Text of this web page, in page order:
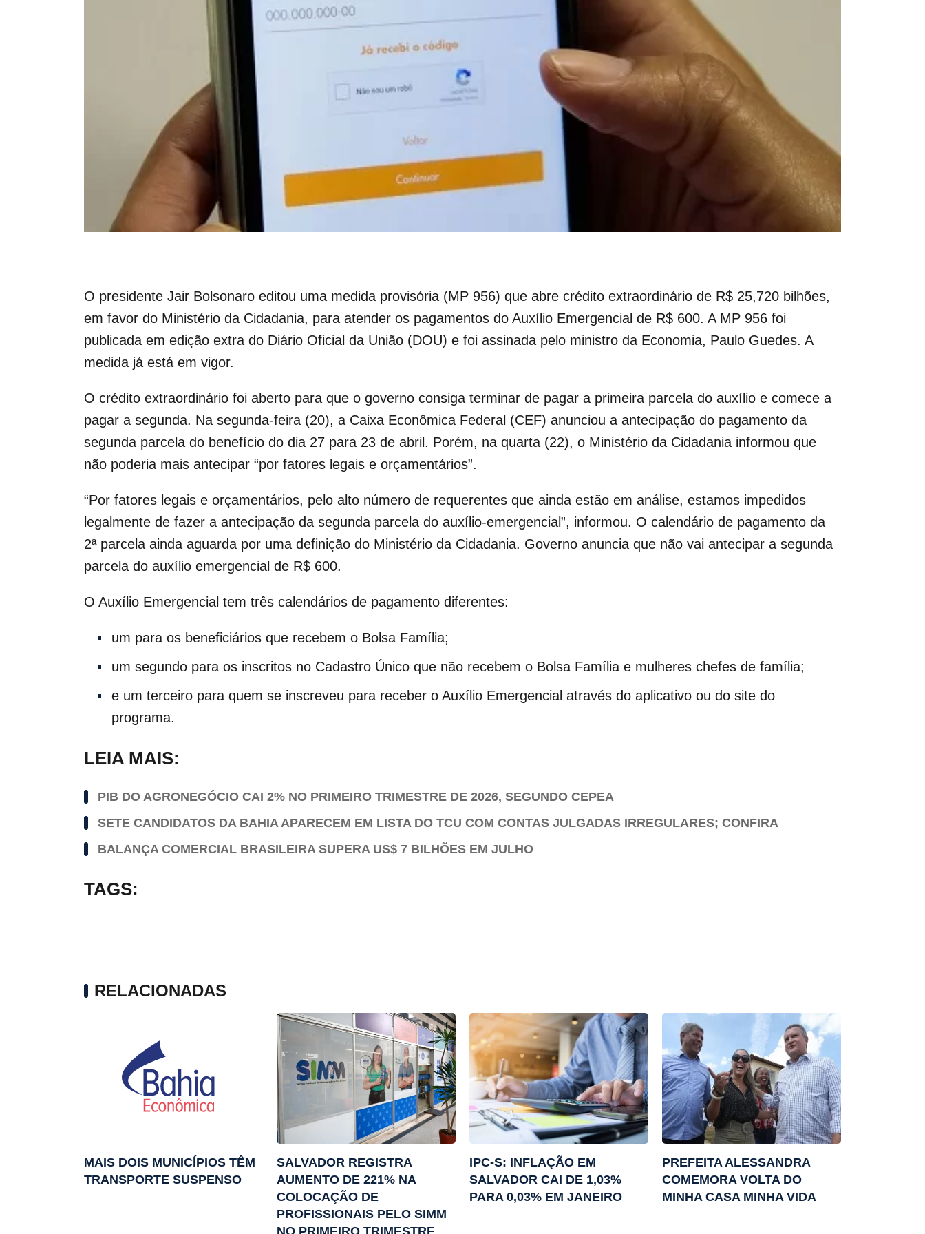
O presidente Jair Bolsonaro editou uma medida provisória (MP 956) que abre crédito extraordinário de R$ 25,720 bilhões,
em favor do Ministério da Cidadania, para atender os pagamentos do Auxílio Emergencial de R$ 600. A MP 956 foi
publicada em edição extra do Diário Oficial da União (DOU) e foi assinada pelo ministro da Economia, Paulo Guedes. A
medida já está em vigor.
O crédito extraordinário foi aberto para que o governo consiga terminar de pagar a primeira parcela do auxílio e comece a
pagar a segunda. Na segunda-feira (20), a Caixa Econômica Federal (CEF) anunciou a antecipação do pagamento da
segunda parcela do benefício do dia 27 para 23 de abril. Porém, na quarta (22), o Ministério da Cidadania informou que
não poderia mais antecipar “por fatores legais e orçamentários”.
“Por fatores legais e orçamentários, pelo alto número de requerentes que ainda estão em análise, estamos impedidos
legalmente de fazer a antecipação da segunda parcela do auxílio-emergencial”, informou. O calendário de pagamento da
2ª parcela ainda aguarda por uma definição do Ministério da Cidadania. Governo anuncia que não vai antecipar a segunda
parcela do auxílio emergencial de R$ 600.
O Auxílio Emergencial tem três calendários de pagamento diferentes:
um para os beneficiários que recebem o Bolsa Família;
um segundo para os inscritos no Cadastro Único que não recebem o Bolsa Família e mulheres chefes de família;
e um terceiro para quem se inscreveu para receber o Auxílio Emergencial através do aplicativo ou do site do
programa.
LEIA MAIS:
PIB DO AGRONEGÓCIO CAI 2% NO PRIMEIRO TRIMESTRE DE 2026, SEGUNDO CEPEA
SETE CANDIDATOS DA BAHIA APARECEM EM LISTA DO TCU COM CONTAS JULGADAS IRREGULARES; CONFIRA
BALANÇA COMERCIAL BRASILEIRA SUPERA US$ 7 BILHÕES EM JULHO
TAGS:
RELACIONADAS
MAIS DOIS MUNICÍPIOS TÊM
TRANSPORTE SUSPENSO
SALVADOR REGISTRA
AUMENTO DE 221% NA
COLOCAÇÃO DE
PROFISSIONAIS PELO SIMM
IPC-S: INFLAÇÃO EM
SALVADOR CAI DE 1,03%
PARA 0,03% EM JANEIRO
PREFEITA ALESSANDRA
COMEMORA VOLTA DO
MINHA CASA MINHA VIDA